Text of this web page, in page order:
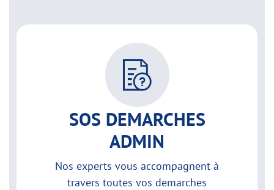
SOS DEMARCHES
ADMIN
Nos experts vous accompagnent à
travers toutes vos demarches